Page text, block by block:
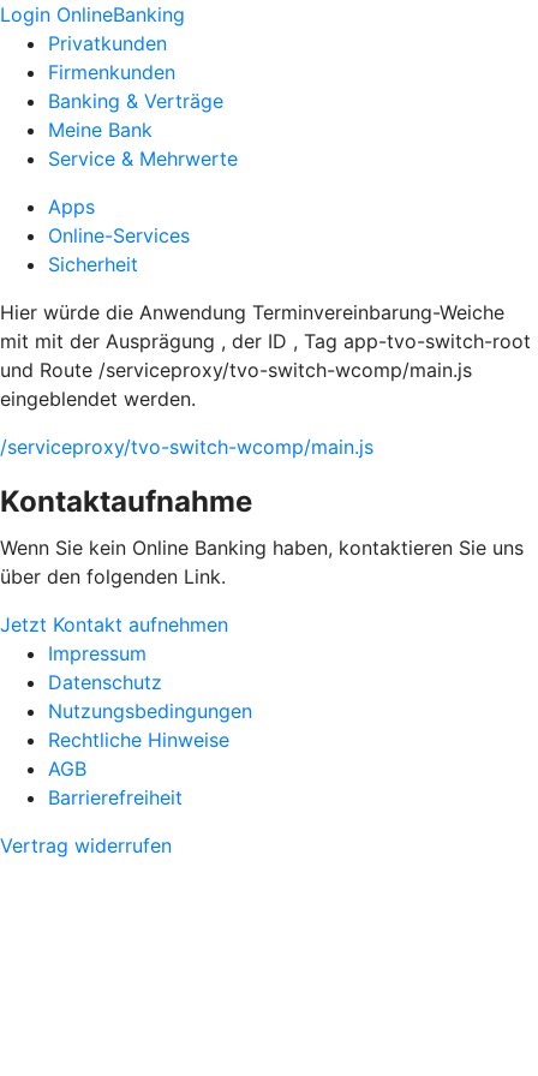
Login OnlineBanking
Privatkunden
Firmenkunden
Banking & Verträge
Meine Bank
Service & Mehrwerte
Apps
Online-Services
Sicherheit
Hier würde die Anwendung Terminvereinbarung-Weiche
mit mit der Ausprägung , der ID , Tag app-tvo-switch-root
und Route /serviceproxy/tvo-switch-wcomp/main.js
eingeblendet werden.
/serviceproxy/tvo-switch-wcomp/main.js
Kontaktaufnahme
Wenn Sie kein Online Banking haben, kontaktieren Sie uns
über den folgenden Link.
Jetzt Kontakt aufnehmen
Impressum
Datenschutz
Nutzungsbedingungen
Rechtliche Hinweise
AGB
Barrierefreiheit
Vertrag widerrufen